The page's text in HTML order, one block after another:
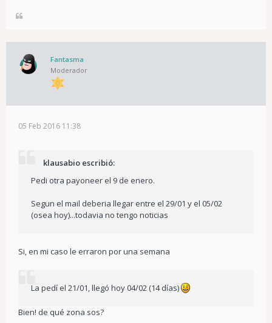
Fantasma
Moderador
05 Feb 2016 11:38
klausabio escribió:
Pedi otra payoneer el 9 de enero.
Segun el mail deberia llegar entre el 29/01 y el 05/02
(osea hoy)...todavia no tengo noticias
Si, en mi caso le erraron por una semana
La pedí el 21/01, llegó hoy 04/02 (14 días)
Bien! de qué zona sos?